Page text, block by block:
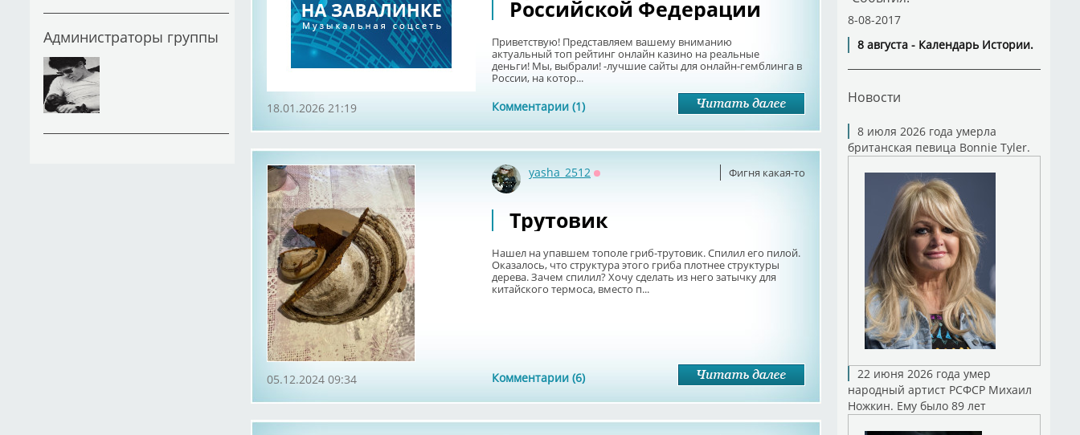
Администраторы группы
Российской Федерации
Приветствую! Представляем вашему вниманию
актуальный топ рейтинг онлайн кaзинo на реальные
деньги! Мы, выбрали! -лучшие сайты для онлайн-гемблинга в
России, на котор...
Комментарии (1)
18.01.2026 21:19
Фигня какая-то
yasha_2512
Трутовик
Нашел на упавшем тополе гриб-трутовик. Спилил его пилой.
Оказалось, что структура этого гриба плотнее структуры
дерева. Зачем спилил? Хочу сделать из него затычку для
китайского термоса, вместо п...
Комментарии (6)
05.12.2024 09:34
8-08-2017
8 августа - Календарь Истории.
Новости
8 июля 2026 года умерла
британская певица Bonnie Tyler.
22 июня 2026 года умер
народный артист РСФСР Михаил
Ножкин. Ему было 89 лет